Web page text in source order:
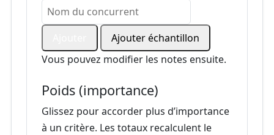
Ajouter échantillon
Vous pouvez modifier les notes ensuite.
Poids (importance)
Glissez pour accorder plus d’importance
à un critère. Les totaux recalculent le